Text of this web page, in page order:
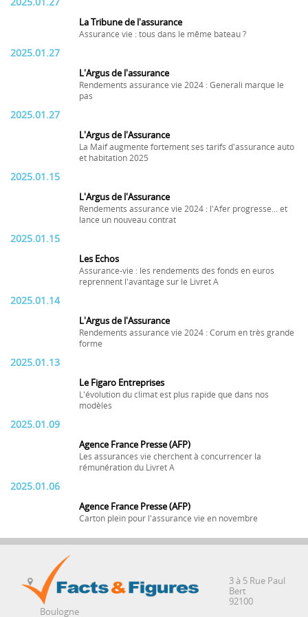
2025.01.27
La Tribune de l'assurance
Assurance vie : tous dans le même bateau ?
2025.01.27
L'Argus de l'assurance
Rendements assurance vie 2024 : Generali marque le
pas
2025.01.27
L'Argus de l'Assurance
La Maif augmente fortement ses tarifs d'assurance auto
et habitation 2025
2025.01.15
L'Argus de l'Assurance
Rendements assurance vie 2024 : l'Afer progresse... et
lance un nouveau contrat
2025.01.15
Les Echos
Assurance-vie : les rendements des fonds en euros
reprennent l'avantage sur le Livret A
2025.01.14
L'Argus de l'Assurance
Rendements assurance vie 2024 : Corum en très grande
forme
2025.01.13
Le Figaro Entreprises
L'évolution du climat est plus rapide que dans nos
modèles
2025.01.09
Agence France Presse (AFP)
Les assurances vie cherchent à concurrencer la
rémunération du Livret A
2025.01.06
Agence France Presse (AFP)
Carton plein pour l'assurance vie en novembre
3 à 5 Rue Paul
Bert
92100
Boulogne